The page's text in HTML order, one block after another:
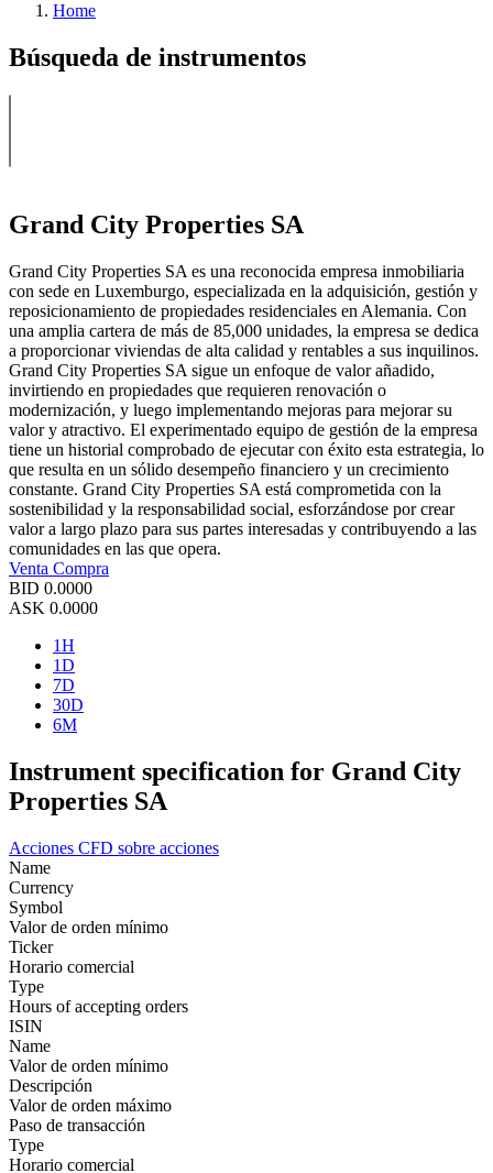
Home
Búsqueda de instrumentos
Grand City Properties SA
Grand City Properties SA es una reconocida empresa inmobiliaria
con sede en Luxemburgo, especializada en la adquisición, gestión y
reposicionamiento de propiedades residenciales en Alemania. Con
una amplia cartera de más de 85,000 unidades, la empresa se dedica
a proporcionar viviendas de alta calidad y rentables a sus inquilinos.
Grand City Properties SA sigue un enfoque de valor añadido,
invirtiendo en propiedades que requieren renovación o
modernización, y luego implementando mejoras para mejorar su
valor y atractivo. El experimentado equipo de gestión de la empresa
tiene un historial comprobado de ejecutar con éxito esta estrategia, lo
que resulta en un sólido desempeño financiero y un crecimiento
constante. Grand City Properties SA está comprometida con la
sostenibilidad y la responsabilidad social, esforzándose por crear
valor a largo plazo para sus partes interesadas y contribuyendo a las
comunidades en las que opera.
Venta Compra
BID 0.0000
ASK 0.0000
1H
1D
7D
30D
6M
Instrument specification for Grand City
Properties SA
Acciones CFD sobre acciones
Name
Currency
Symbol
Valor de orden mínimo
Ticker
Horario comercial
Type
Hours of accepting orders
ISIN
Name
Valor de orden mínimo
Descripción
Valor de orden máximo
Paso de transacción
Type
Horario comercial